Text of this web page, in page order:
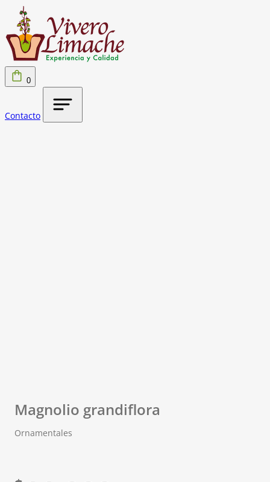
0
Contacto
Magnolio grandiflora
Ornamentales